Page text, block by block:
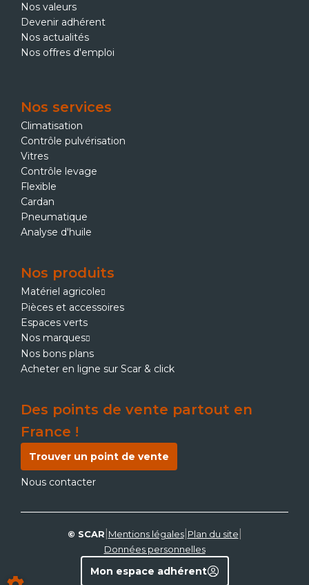
Nos valeurs
Devenir adhérent
Nos actualités
Nos offres d'emploi
Nos services
Climatisation
Contrôle pulvérisation
Vitres
Contrôle levage
Flexible
Cardan
Pneumatique
Analyse d'huile
Nos produits
Matériel agricole
Pièces et accessoires
Espaces verts
Nos marques
Nos bons plans
Acheter en ligne sur Scar & click
Des points de vente partout en
France !
Trouver un point de vente
Nous contacter
© SCAR Mentions légales| Plan du site
Données personnelles
Mon espace adhérent